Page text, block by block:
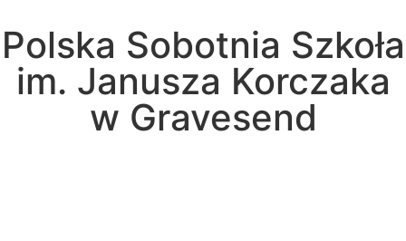
Polska Sobotnia Szkoła
im. Janusza Korczaka
w Gravesend